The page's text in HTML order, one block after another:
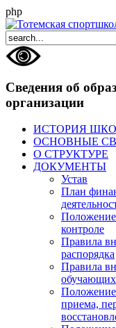
php
Сведения об
организации
ИСТОРИЯ
ОСНОВНЫЕ
О СТРУКТУРЕ
ДОКУМЕНТЫ
Устав
План
контроле
Правила
распорядка
Правила
Положение
приема,